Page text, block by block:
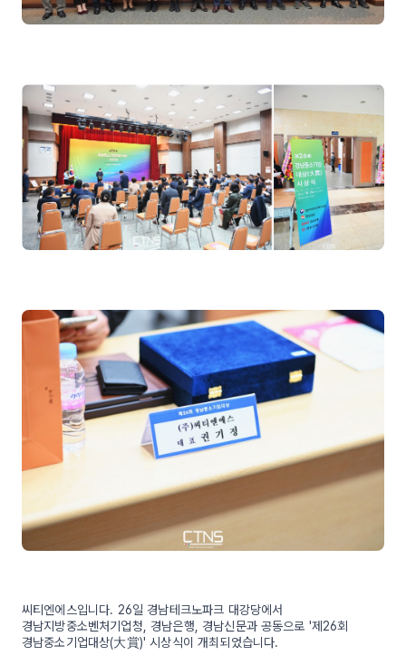
씨티엔에스입니다. 26일 경남테크노파크 대강당에서
경남지방중소벤처기업청, 경남은행, 경남신문과 공동으로 '제26회
경남중소기업대상(大賞)' 시상식이 개최되었습니다.